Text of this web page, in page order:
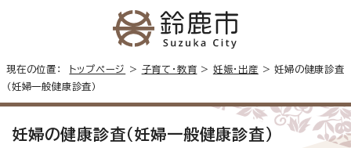
現在の位置： トップページ > 子育て・教育 > 妊娠・出産 > 妊婦の健康診査
（妊婦一般健康診査）
妊婦の健康診査（妊婦一般健康診査）